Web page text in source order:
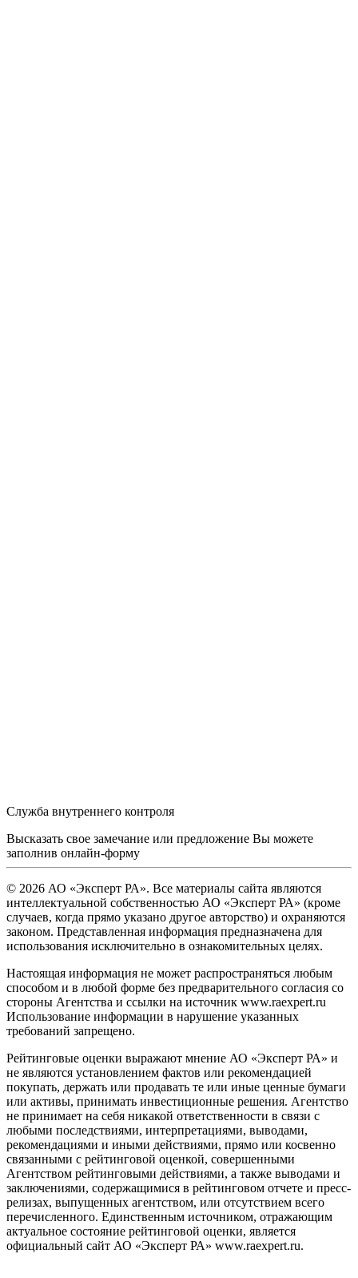
Служба внутреннего контроля
Высказать свое замечание или предложение Вы можете
заполнив онлайн-форму
© 2026 АО «Эксперт РА». Все материалы сайта являются
интеллектуальной собственностью АО «Эксперт РА» (кроме
случаев, когда прямо указано другое авторство) и охраняются
законом. Представленная информация предназначена для
использования исключительно в ознакомительных целях.
Настоящая информация не может распространяться любым
способом и в любой форме без предварительного согласия со
стороны Агентства и ссылки на источник www.raexpert.ru
Использование информации в нарушение указанных
требований запрещено.
Рейтинговые оценки выражают мнение АО «Эксперт РА» и
не являются установлением фактов или рекомендацией
покупать, держать или продавать те или иные ценные бумаги
или активы, принимать инвестиционные решения. Агентство
не принимает на себя никакой ответственности в связи с
любыми последствиями, интерпретациями, выводами,
рекомендациями и иными действиями, прямо или косвенно
связанными с рейтинговой оценкой, совершенными
Агентством рейтинговыми действиями, а также выводами и
заключениями, содержащимися в рейтинговом отчете и пресс-
релизах, выпущенных агентством, или отсутствием всего
перечисленного. Единственным источником, отражающим
актуальное состояние рейтинговой оценки, является
официальный сайт АО «Эксперт РА» www.raexpert.ru.